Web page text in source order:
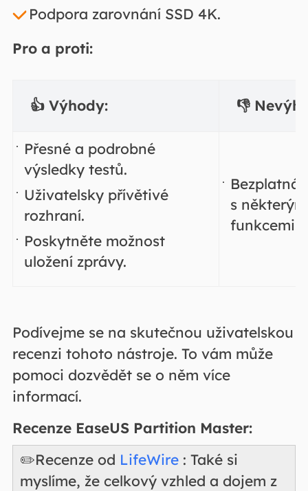
Podpora zarovnání SSD 4K.
Pro a proti:
👍 Výhody: 👎
Přesné a podrobné
výsledky testů.
Uživatelsky přívětivé
rozhraní.
Poskytněte možnost
uložení zprávy.
Bezplatná
s
funkcemi.
Podívejme se na skutečnou uživatelskou
recenzi tohoto nástroje. To vám může
pomoci dozvědět se o něm více
informací.
Recenze EaseUS Partition Master:
✏️Recenze od LifeWire: Také si
myslíme, že celkový vzhled a dojem z